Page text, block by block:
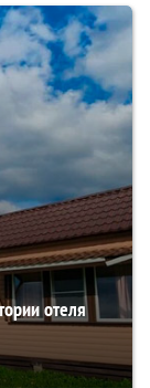
отеля